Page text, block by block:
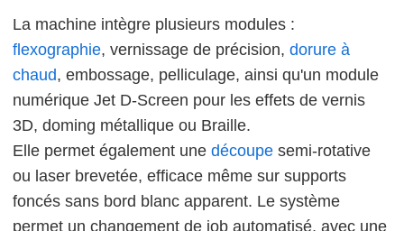
La machine intègre plusieurs modules :
flexographie, vernissage de précision, dorure à
chaud, embossage, pelliculage, ainsi qu'un module
numérique Jet D-Screen pour les effets de vernis
3D, doming métallique ou Braille.
Elle permet également une découpe semi-rotative
ou laser brevetée, efficace même sur supports
foncés sans bord blanc apparent. Le système
permet un changement de job automatisé, avec une